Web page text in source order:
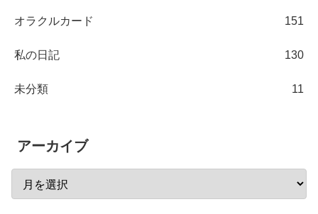
オラクルカード 151
私の日記 130
未分類 11
アーカイブ